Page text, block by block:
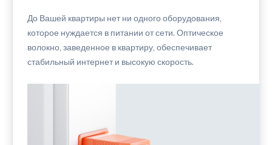
До Вашей квартиры нет ни одного оборудования,
которое нуждается в питании от сети. Оптическое
волокно, заведенное в квартиру, обеспечивает
стабильный интернет и высокую скорость.